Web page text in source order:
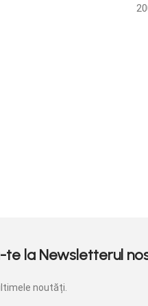
la Newsletterul
noutăți.